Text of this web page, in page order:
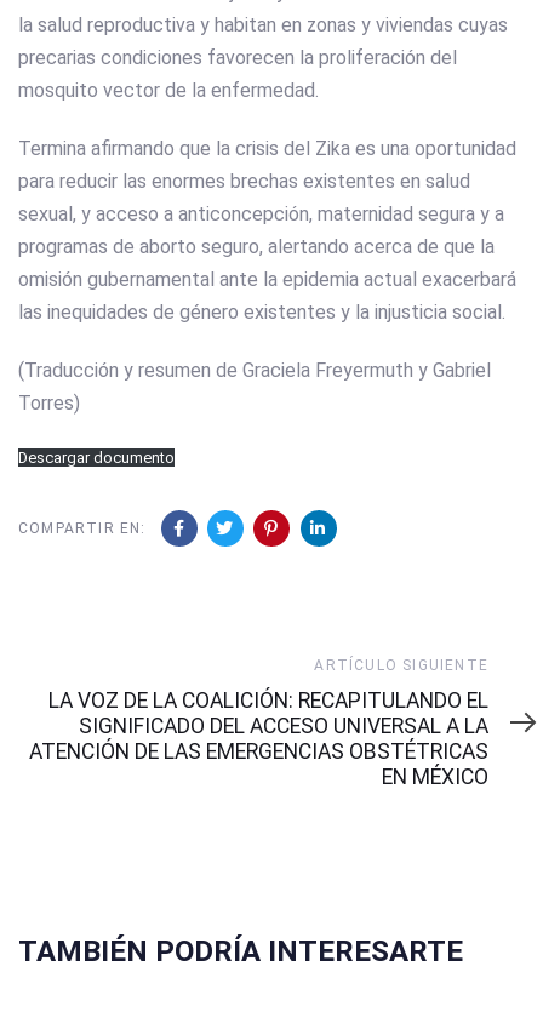
la salud reproductiva y habitan en zonas y viviendas cuyas
precarias condiciones favorecen la proliferación del
mosquito vector de la enfermedad.
Termina afirmando que la crisis del Zika es una oportunidad
para reducir las enormes brechas existentes en salud
sexual, y acceso a anticoncepción, maternidad segura y a
programas de aborto seguro, alertando acerca de que la
omisión gubernamental ante la epidemia actual exacerbará
las inequidades de género existentes y la injusticia social.
(Traducción y resumen de Graciela Freyermuth y Gabriel
Torres)
Descargar documento
COMPARTIR EN:
Siguiente
ARTÍCULO SIGUIENTE
LA VOZ DE LA COALICIÓN: RECAPITULANDO EL
SIGNIFICADO DEL ACCESO UNIVERSAL A LA
ATENCIÓN DE LAS EMERGENCIAS OBSTÉTRICAS
EN MÉXICO
TAMBIÉN PODRÍA INTERESARTE